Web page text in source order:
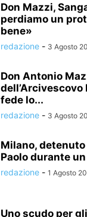
Don Mazzi,
perdiamo un
bene»
redazione - 3 Agosto
Don Antonio
dell’Arcivescovo
fede lo...
redazione - 3 Agosto
Milano, detenuto
Paolo durante
redazione - 1 Agosto
Uno scudo per